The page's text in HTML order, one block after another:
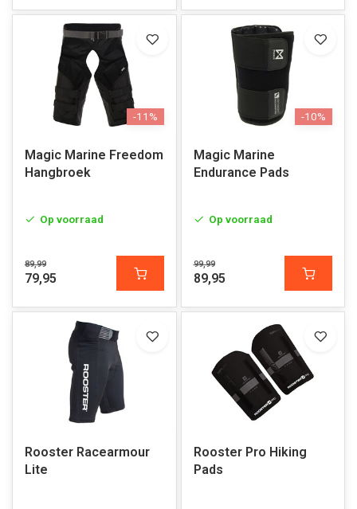
-11%
Magic Marine Freedom
Hangbroek
Op voorraad
89,99
79,95
-10%
Magic Marine
Endurance Pads
Op voorraad
99,99
89,95
Rooster Racearmour
Lite
Rooster Pro Hiking
Pads